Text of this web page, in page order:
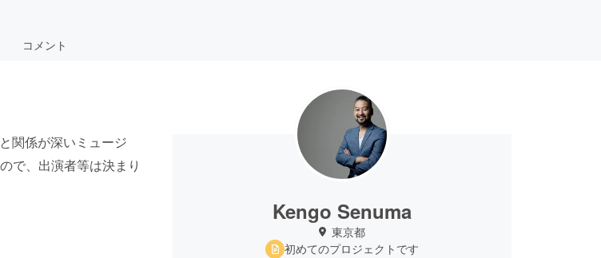
コメント
関係が深いミュージ
で、出演者等は決まり
Kengo Senuma
東京都
初めてのプロジェクトです